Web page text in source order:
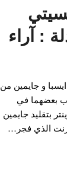
: آراء
و جايمين من
بعضهما في
بتقليد جايمين
الذي فجر…